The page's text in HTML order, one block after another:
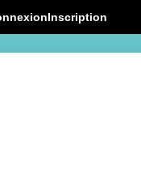
Inscription